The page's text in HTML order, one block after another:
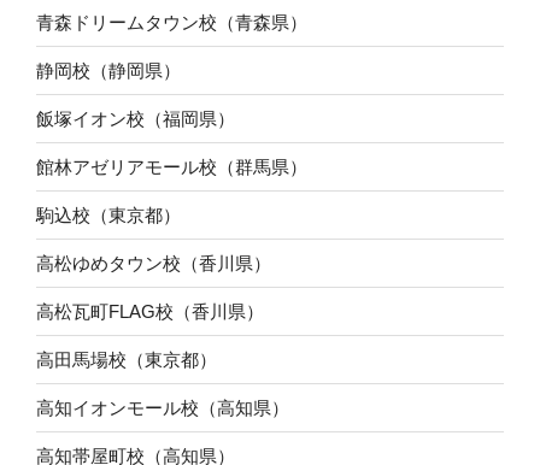
青森ドリームタウン校（青森県）
静岡校（静岡県）
飯塚イオン校（福岡県）
館林アゼリアモール校（群馬県）
駒込校（東京都）
高松ゆめタウン校（香川県）
高松瓦町FLAG校（香川県）
高田馬場校（東京都）
高知イオンモール校（高知県）
高知帯屋町校（高知県）